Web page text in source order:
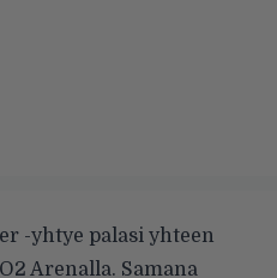
-yhtye palasi yhteen
Arenalla. Samana